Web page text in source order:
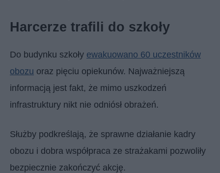
Harcerze trafili do szkoły
Do budynku szkoły ewakuowano 60 uczestników
obozu oraz pięciu opiekunów. Najważniejszą
informacją jest fakt, że mimo uszkodzeń
infrastruktury nikt nie odniósł obrażeń.
Służby podkreślają, że sprawne działanie kadry
obozu i dobra współpraca ze strażakami pozwoliły
bezpiecznie zakończyć akcję.